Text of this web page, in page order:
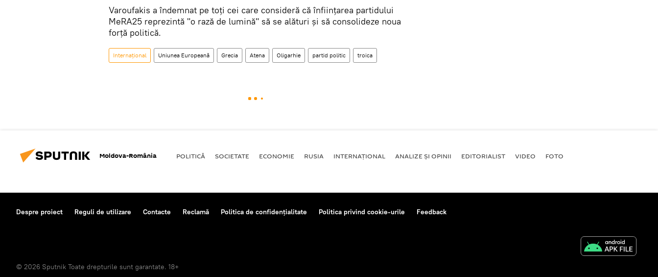
Varoufakis a îndemnat pe toți cei care consideră că înființarea partidului
MeRA25 reprezintă "o rază de lumină" să se alături și să consolideze noua
forță politică.
Internaţional Uniunea Europeană Grecia Atena Oligarhie partid politic troica
Moldova-România POLITICĂ SOCIETATE ECONOMIE RUSIA INTERNAŢIONAL ANALIZE ȘI OPINII EDITORIALIST VIDEO FOTO
Despre proiect Reguli de utilizare Contacte Reclamă Politica de confidențialitate Politica privind cookie-urile Feedback
© 2026 Sputnik Toate drepturile sunt garantate. 18+